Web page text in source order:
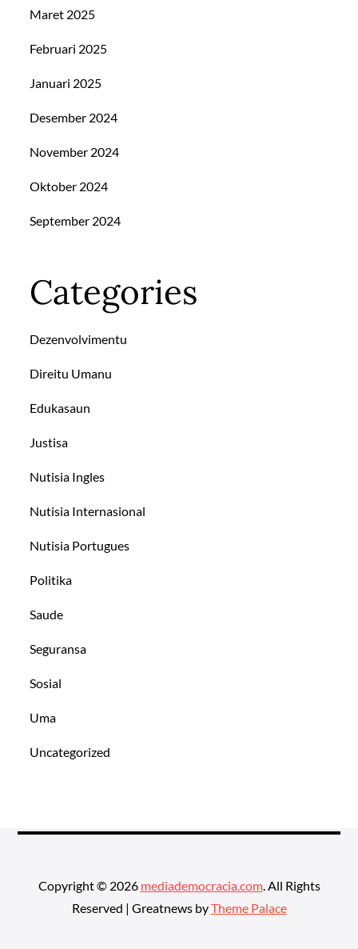
Maret 2025
Februari 2025
Januari 2025
Desember 2024
November 2024
Oktober 2024
September 2024
Categories
Dezenvolvimentu
Direitu Umanu
Edukasaun
Justisa
Nutisia Ingles
Nutisia Internasional
Nutisia Portugues
Politika
Saude
Seguransa
Sosial
Uma
Uncategorized
Copyright © 2026 mediademocracia.com. All Rights
Reserved | Greatnews byTheme Palace